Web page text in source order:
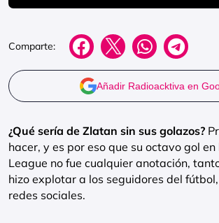
Comparte:
Añadir Radioacktiva en
¿Qué sería de Zlatan sin sus golazos?
hacer, y es por eso que su octavo gol
League no fue cualquier anotación,
hizo explotar a los seguidores del
redes sociales.